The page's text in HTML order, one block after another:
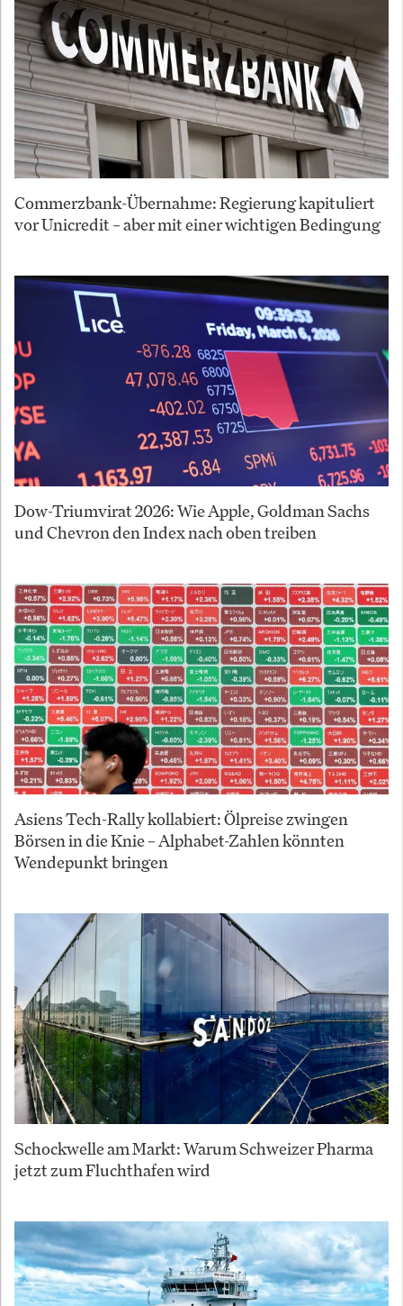
Commerzbank-Übernahme: Regierung kapituliert
vor Unicredit – aber mit einer wichtigen Bedingung
Dow-Triumvirat 2026: Wie Apple, Goldman Sachs
und Chevron den Index nach oben treiben
Asiens Tech-Rally kollabiert: Ölpreise zwingen
Börsen in die Knie – Alphabet-Zahlen könnten
Wendepunkt bringen
Schockwelle am Markt: Warum Schweizer Pharma
jetzt zum Fluchthafen wird